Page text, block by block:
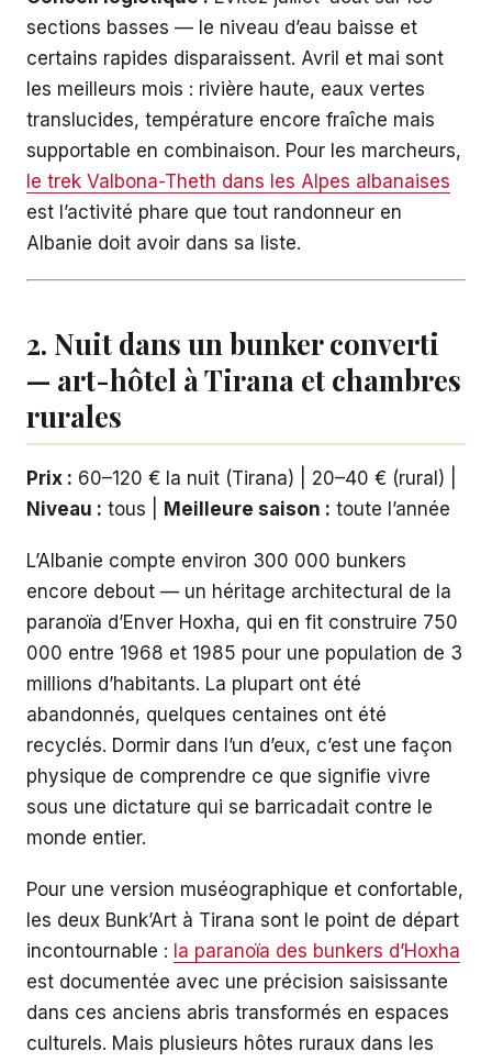
sections basses — le niveau d’eau baisse et
certains rapides disparaissent. Avril et mai sont
les meilleurs mois : rivière haute, eaux vertes
translucides, température encore fraîche mais
supportable en combinaison. Pour les marcheurs,
le trek Valbona-Theth dans les Alpes albanaises
est l’activité phare que tout randonneur en
Albanie doit avoir dans sa liste.
2. Nuit dans un bunker converti
— art-hôtel à Tirana et chambres
rurales
Prix : 60–120 € la nuit (Tirana) | 20–40 € (rural) |
Niveau : tous | Meilleure saison : toute l’année
L’Albanie compte environ 300 000 bunkers
encore debout — un héritage architectural de la
paranoïa d’Enver Hoxha, qui en fit construire 750
000 entre 1968 et 1985 pour une population de 3
millions d’habitants. La plupart ont été
abandonnés, quelques centaines ont été
recyclés. Dormir dans l’un d’eux, c’est une façon
physique de comprendre ce que signifie vivre
sous une dictature qui se barricadait contre le
monde entier.
Pour une version muséographique et confortable,
les deux Bunk’Art à Tirana sont le point de départ
incontournable : la paranoïa des bunkers d’Hoxha
est documentée avec une précision saisissante
dans ces anciens abris transformés en espaces
culturels. Mais plusieurs hôtes ruraux dans les